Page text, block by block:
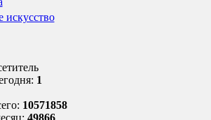
искусство
1
10571858
49866